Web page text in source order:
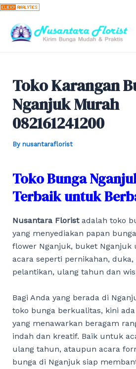
Skip
content
Toko Karangan
Nganjuk Murah
082161241200
By nusantaraflorist
Toko Bunga
Terbaik untuk
Nusantara Floristadalah toko
yang menyediakan papan
flower Nganjuk, buket Nganjuk
acara seperti pernikahan, duka,
pelantikan, ulang tahun dan
Bagi Anda yang berada di
toko bunga berkualitas, kini
yang menawarkan beragam
indah dan kreatif. Baik untuk
ulang tahun, ataupun acara
bunga di Nganjuk siap